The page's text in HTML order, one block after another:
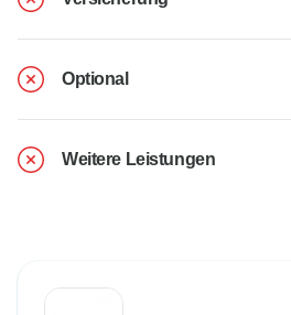
Optional
Weitere Leistungen